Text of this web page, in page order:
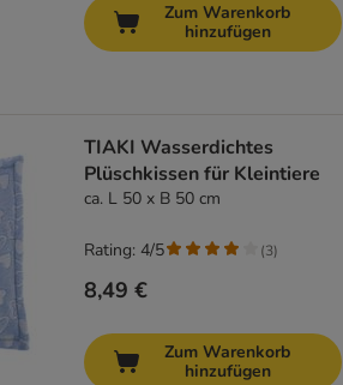
Zum Warenkorb
hinzufügen
TIAKI Wasserdichtes
Plüschkissen für Kleintiere
ca. L 50 x B 50 cm
8,49 €
Rating: 4/5 (3)
Zum Warenkorb
hinzufügen